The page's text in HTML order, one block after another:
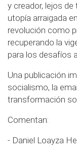
y creador, lejos
utopía arraigada
revolución como
recuperando la
para los desafíos
Una publicación
socialismo, la
transformación
Comentan:
- Daniel Loayza